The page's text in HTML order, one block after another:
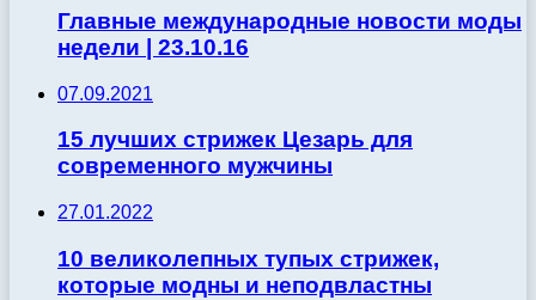
Главные международные новости моды
недели | 23.10.16
07.09.2021
15 лучших стрижек Цезарь для
современного мужчины
27.01.2022
10 великолепных тупых стрижек,
которые модны и неподвластны